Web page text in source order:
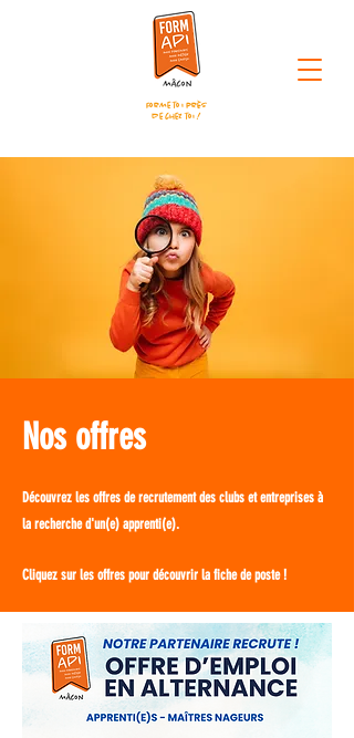
Forme toi près
de chez toi !
Nos offres
Découvrez les offres de recrutement des clubs et entreprises à
la recherche d'un(e) apprenti(e).
Cliquez sur les offres pour découvrir la fiche de poste !